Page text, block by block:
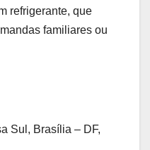
refrigerante, que
familiares ou
Sul, Brasília – DF,